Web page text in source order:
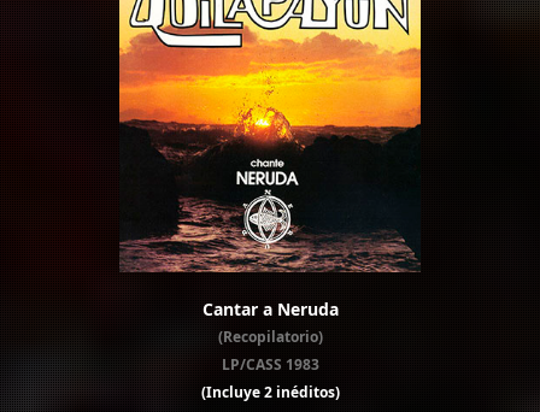
Cantar a Neruda
(Recopilatorio)
LP/CASS 1983
(Incluye 2 inéditos)